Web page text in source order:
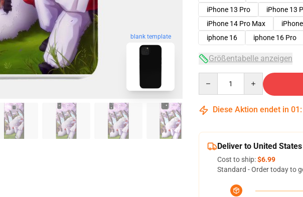
blank template
iPhone 13 Pro
iPhone 13
iPhone 14 Pro Max
iphone 16
iphone 16 Pro
Größentabelle anzeigen
Diese Aktion endet in 01 :
Deliver to United States
Cost to ship:$6.99
Standard - Order today to